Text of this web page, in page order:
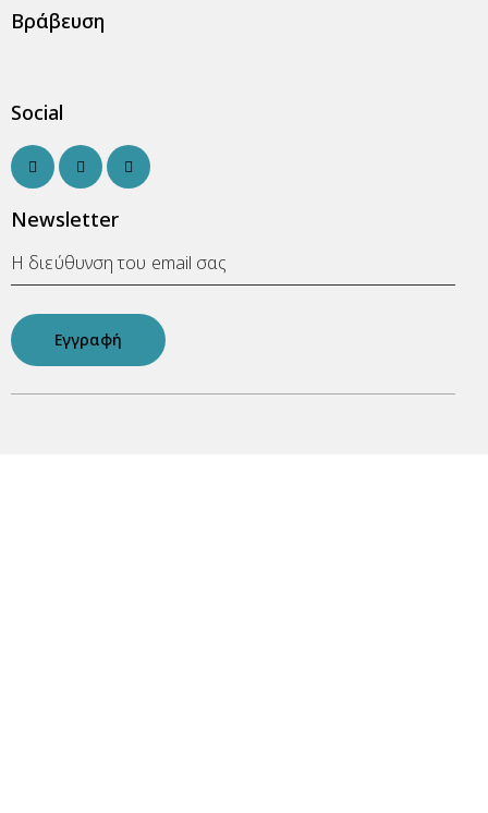
Βράβευση
Social
Newsletter
Εγγραφή